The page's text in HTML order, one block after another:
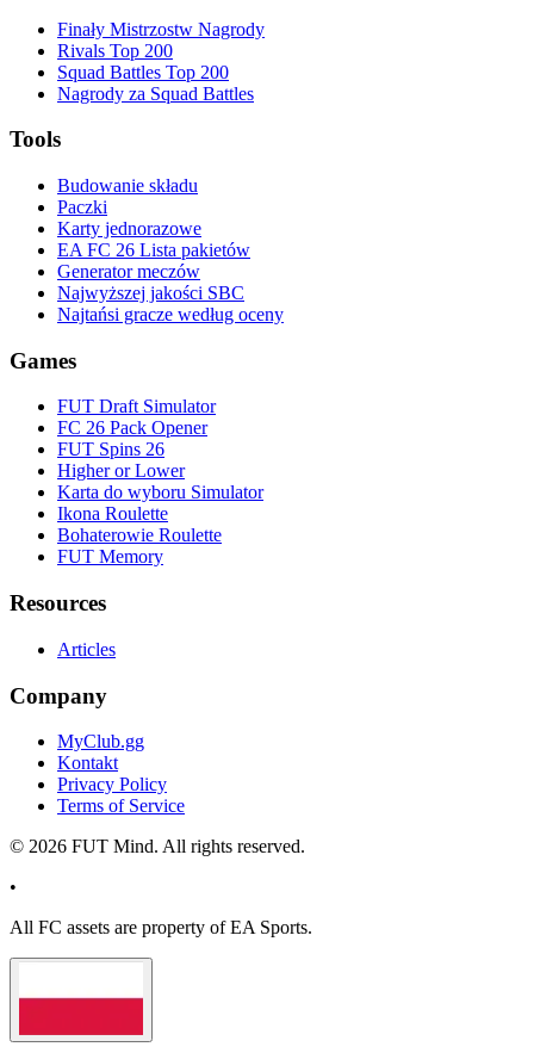
Finały Mistrzostw Nagrody
Rivals Top 200
Squad Battles Top 200
Nagrody za Squad Battles
Tools
Budowanie składu
Paczki
Karty jednorazowe
EA FC 26 Lista pakietów
Generator meczów
Najwyższej jakości SBC
Najtańsi gracze według oceny
Games
FUT Draft Simulator
FC 26 Pack Opener
FUT Spins 26
Higher or Lower
Karta do wyboru Simulator
Ikona Roulette
Bohaterowie Roulette
FUT Memory
Resources
Articles
Company
MyClub.gg
Kontakt
Privacy Policy
Terms of Service
© 2026 FUT Mind. All rights reserved.
•
All FC assets are property of EA Sports.